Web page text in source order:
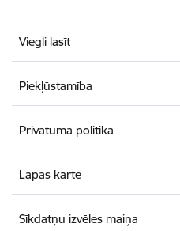
Viegli lasīt
Piekļūstamība
Privātuma politika
Lapas karte
Sīkdatņu izvēles maiņa